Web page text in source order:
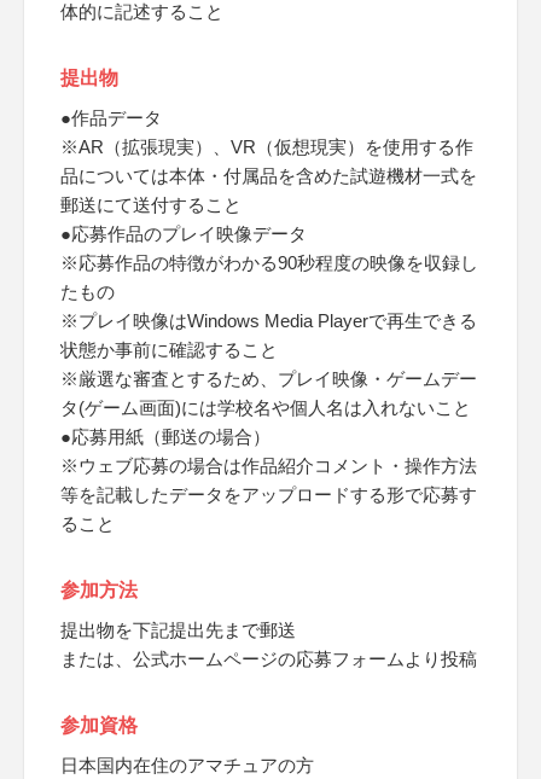
体的に記述すること
提出物
●作品データ
※AR（拡張現実）、VR（仮想現実）を使用する作
品については本体・付属品を含めた試遊機材一式を
郵送にて送付すること
●応募作品のプレイ映像データ
※応募作品の特徴がわかる90秒程度の映像を収録し
たもの
※プレイ映像はWindows Media Playerで再生できる
状態か事前に確認すること
※厳選な審査とするため、プレイ映像・ゲームデー
タ(ゲーム画面)には学校名や個人名は入れないこと
●応募用紙（郵送の場合）
※ウェブ応募の場合は作品紹介コメント・操作方法
等を記載したデータをアップロードする形で応募す
ること
参加方法
提出物を下記提出先まで郵送
または、公式ホームページの応募フォームより投稿
参加資格
日本国内在住のアマチュアの方